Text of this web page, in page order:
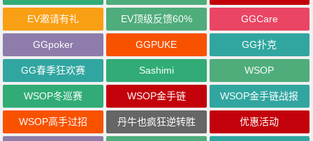
EV邀请有礼 EV顶级反馈60% GGCare
GGpoker GGPUKE GG扑克
GG春季狂欢赛 Sashimi WSOP
WSOP冬巡赛 WSOP金手链 WSOP金手链战报
WSOP高手过招 丹牛也疯狂逆转胜 优惠活动